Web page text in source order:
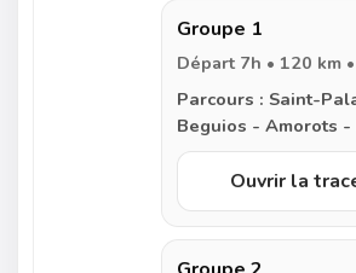
Groupe 1
Départ 7h • 120 km
Parcours :
Beguios - Amorots
Pessarrou -
Urt - Saint Martin de
Saint Martin de
l’Abbaye - Carresse
Ouvrir la